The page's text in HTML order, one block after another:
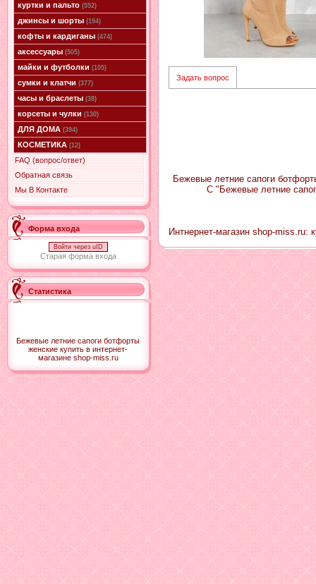
куртки и пальто (552)
джинсы и шорты (194)
кофты и кардиганы (474)
аксессуары (505)
майки и футболки (105)
сумки и клатчи (377)
часы и браслеты (38)
корсеты и чулки (130)
ДЛЯ ДОМА (394)
КОСМЕТИКА (12)
FAQ (вопрос/ответ)
Обратная связь
Мы В Контакте
Форма входа
Войти через uID
Старая форма входа
Статистика
Бежевые летние сапоги ботфорты
женские купить в интернет-
магазине shop-miss.ru
Задать вопрос
Бежевые летние сапоги
С "Бежевые летние
Интнернет-магазин shop-miss.ru: